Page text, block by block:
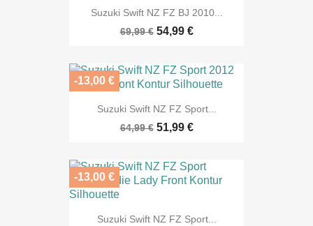
Suzuki Swift NZ FZ BJ 2010...
69,99 € 54,99 €
Suzuki Swift NZ FZ Sport...
64,99 € 51,99 €
-13,00 €
Suzuki Swift NZ FZ Sport...
-13,00 €